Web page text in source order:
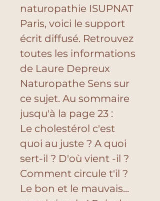
naturopathie ISUPNAT
Paris, voici le support
écrit diffusé. Retrouvez
toutes les informations
de Laure Depreux
Naturopathe Sens sur
ce sujet. Au sommaire
jusqu'à la page 23 :
Le cholestérol c'est
quoi au juste ? A quoi
sert-il ? D'où vient -il ?
Comment circule t'il ?
Le bon et le mauvais...